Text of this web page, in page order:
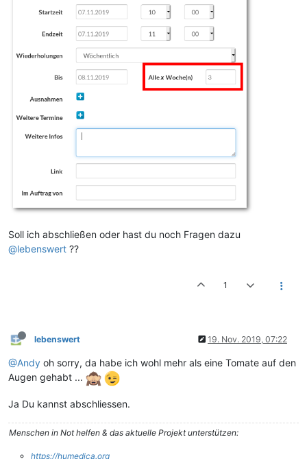
Soll ich abschließen oder hast du noch Fragen dazu
@lebenswert ??
1
lebenswert 19. Nov. 2019, 07:22
@Andy oh sorry, da habe ich wohl mehr als eine Tomate auf den
Augen gehabt ...
Ja Du kannst abschliessen.
Menschen in Not helfen & das aktuelle Projekt unterstützen:
https://humedica.org